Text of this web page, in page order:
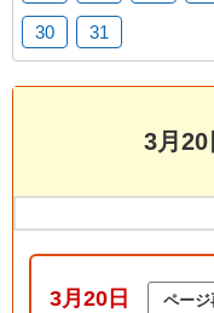
30 31
3月
3月20日